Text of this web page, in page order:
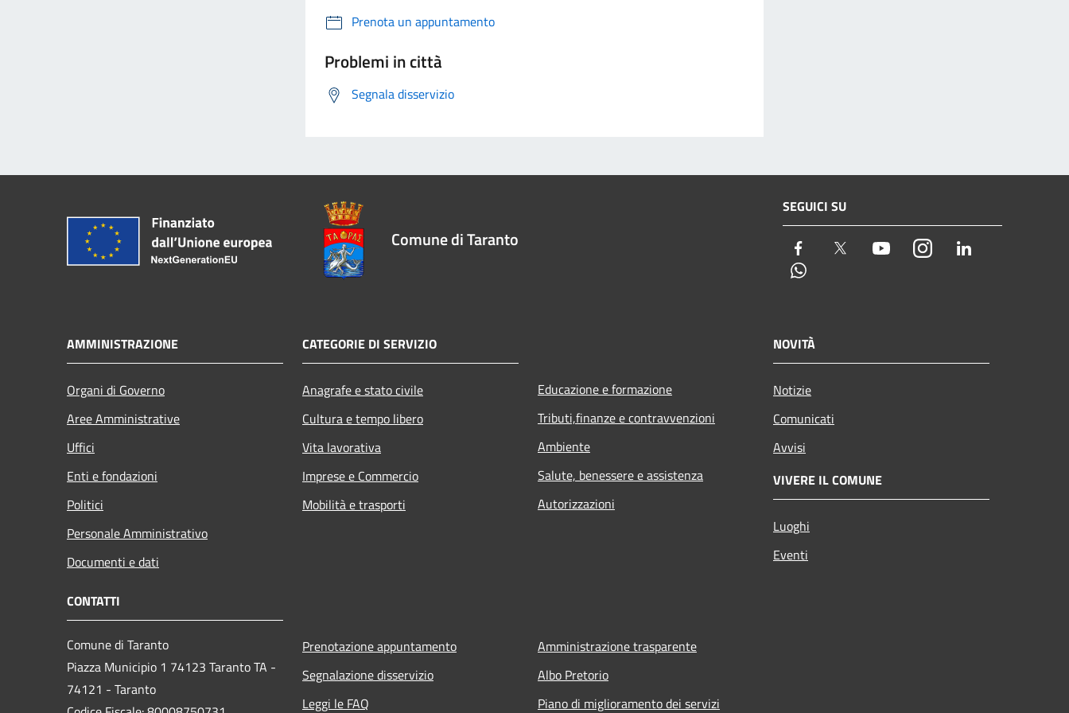
Prenota un appuntamento
Problemi in città
Segnala disservizio
Comune di Taranto
SEGUICI SU
Facebook Twitter YoutubeInstagram
AMMINISTRAZIONE
Organi di Governo
Aree Amministrative
Uffici
Enti e fondazioni
Politici
Personale Amministrativo
Documenti e dati
CATEGORIE DI SERVIZIO
Anagrafe e stato civile
Cultura e tempo libero
Vita lavorativa
Imprese e Commercio
Mobilità e trasporti
Educazione e formazione
Tributi,finanze e contravvenzioni
Ambiente
Salute, benessere e assistenza
Autorizzazioni
NOVITÀ
Notizie
Comunicati
Avvisi
VIVERE IL COMUNE
Luoghi
Eventi
CONTATTI
Comune di Taranto
Piazza Municipio 1 74123 Taranto TA -
74121 - Taranto
Prenotazione appuntamento
Segnalazione disservizio
Leggi le FAQ
Amministrazione trasparente
Albo Pretorio
Piano di miglioramento dei servizi